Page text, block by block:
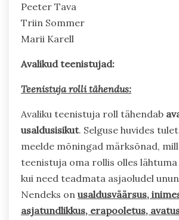
Peeter Tava
Triin Sommer
Marii Karell
Avalikud teenistujad:
Teenistuja rolli tähendus:
Avaliku teenistuja roll tähendab
usaldusisikut. Selguse huvides
meelde mõningad märksõnad,
teenistuja oma rollis olles lähtuma
kui need teadmata asjaoludel
Nendeks on usaldusväärsus,
asjatundlikkus, erapooletus,